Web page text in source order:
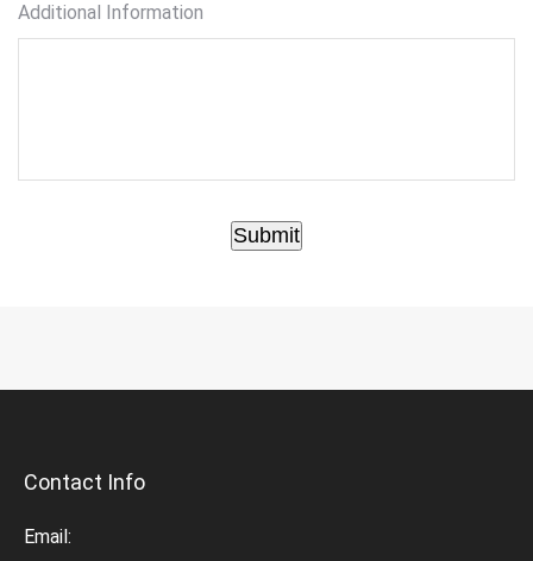
Additional Information
Submit
Contact Info
Email: